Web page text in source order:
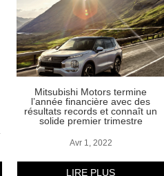
Mitsubishi Motors termine
l’année financière avec des
résultats records et connaît un
solide premier trimestre
Avr 1, 2022
LIRE PLUS